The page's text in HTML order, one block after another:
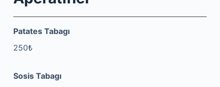
Patates Tabagı
250₺
Sosis Tabagı